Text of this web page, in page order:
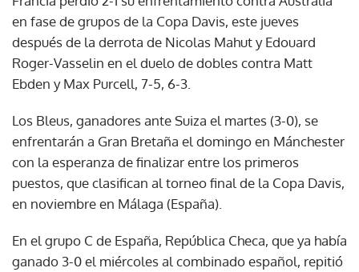
en fase de grupos de la Copa Davis, este jueves
después de la derrota de Nicolas Mahut y Edouard
Roger-Vasselin en el duelo de dobles contra Matt
Ebden y Max Purcell, 7-5, 6-3.
Los Bleus, ganadores ante Suiza el martes (3-0), se
enfrentarán a Gran Bretaña el domingo en Mánchester
con la esperanza de finalizar entre los primeros
puestos, que clasifican al torneo final de la Copa Davis,
en noviembre en Málaga (España).
En el grupo C de España, República Checa, que ya había
ganado 3-0 el miércoles al combinado español, repitió